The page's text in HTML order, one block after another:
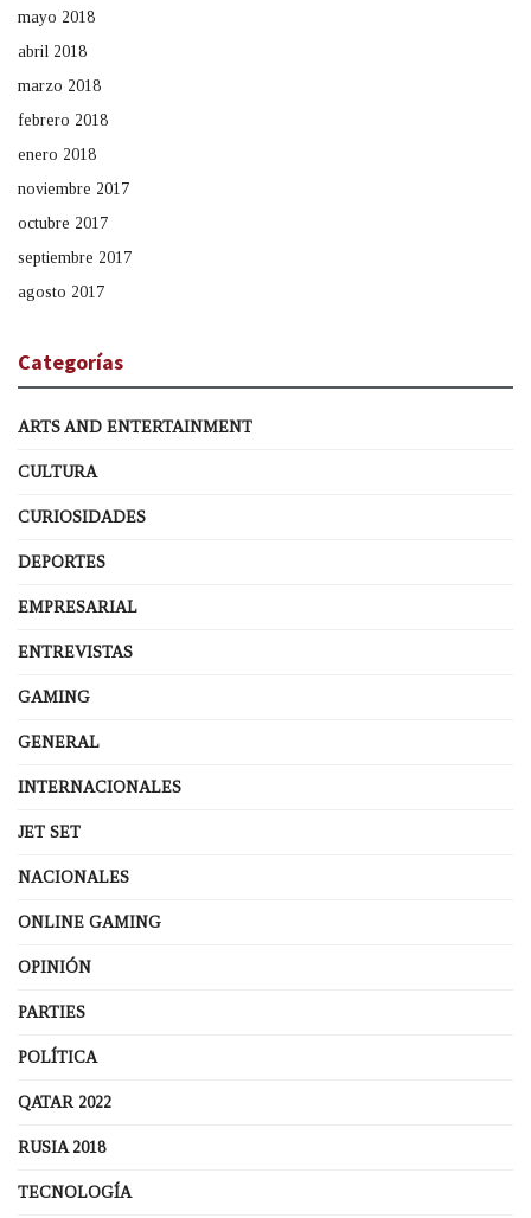
mayo 2018
abril 2018
marzo 2018
febrero 2018
enero 2018
noviembre 2017
octubre 2017
septiembre 2017
agosto 2017
Categorías
ARTS AND ENTERTAINMENT
CULTURA
CURIOSIDADES
DEPORTES
EMPRESARIAL
ENTREVISTAS
GAMING
GENERAL
INTERNACIONALES
JET SET
NACIONALES
ONLINE GAMING
OPINIÓN
PARTIES
POLÍTICA
QATAR 2022
RUSIA 2018
TECNOLOGÍA